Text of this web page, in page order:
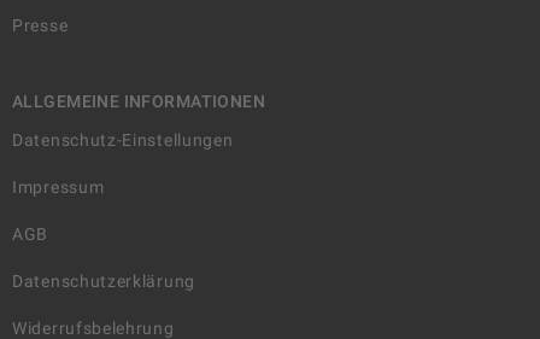
Presse
ALLGEMEINE INFORMATIONEN
Datenschutz-Einstellungen
Impressum
AGB
Datenschutzerklärung
Widerrufsbelehrung